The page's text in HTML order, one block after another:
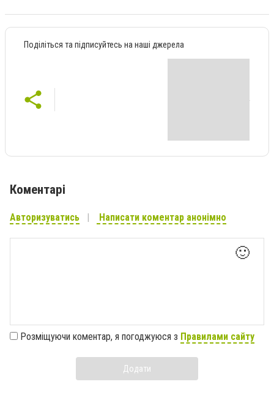
Поділіться та підписуйтесь на наші джерела
Коментарі
Авторизуватись Написати коментар анонімно
🙂
Розміщуючи коментар, я погоджуюся з Правилами сайту
Додати